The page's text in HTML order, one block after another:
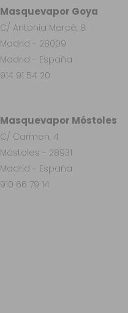
Masquevapor Móstoles
C/ Carmen, 4
Móstoles - 28931
Madrid - España
910 66 79 14
Masquevapor Goya
C/ Antonia Mercé, 8
Madrid - 28009
Madrid - España
914 91 54 20